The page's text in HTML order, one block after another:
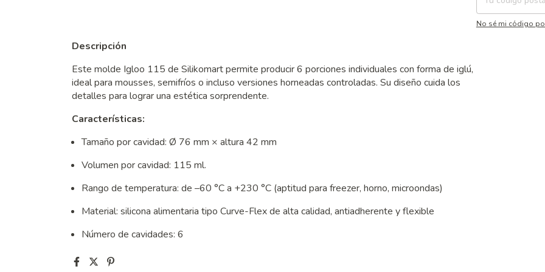
No sé mi código
Descripción
Este molde Igloo 115 de Silikomart permite producir 6 porciones individuales con forma de iglú,
ideal para mousses, semifríos o incluso versiones horneadas controladas. Su diseño cuida los
detalles para lograr una estética sorprendente.
Características:
Tamaño por cavidad: Ø 76 mm × altura 42 mm
Volumen por cavidad: 115 ml.
Rango de temperatura: de –60 °C a +230 °C (aptitud para freezer, horno, microondas)
Material: silicona alimentaria tipo Curve-Flex de alta calidad, antiadherente y flexible
Número de cavidades: 6